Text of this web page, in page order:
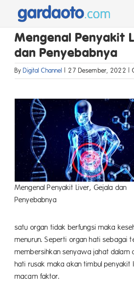
content
Mengenal Penyakit
dan Penyebabnya
By Digital Channel | 27 Desember, 2022 |
Mengenal Penyakit Liver, Gejala dan
Penyebabnya
satu organ tidak berfungsi maka
menurun. Seperti organ hati sebagai
membersihkan senyawa jahat dalam
hati rusak maka akan timbul penyakit
macam faktor.